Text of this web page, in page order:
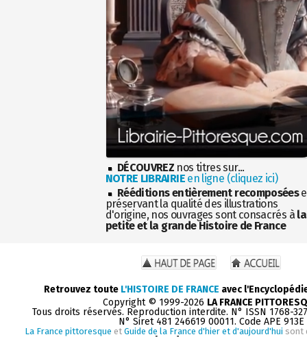
DÉCOUVREZ nos titres sur...
NOTRE LIBRAIRIEen ligne (cliquez ici)
Rééditions entièrement recomposées
préservant la qualité des illustrations
d'origine, nos ouvrages sont consacrés à la
petite et la grande Histoire de France
Retrouvez toute L'HISTOIRE DE FRANCE avec
Copyright © 1999-2026 LA FRANCE
Tous droits réservés. Reproduction interdite. N° ISSN 1768-
N° Siret 481 246619 00011. Code APE 913E
La France pittoresque et Guide de la France d'hier et d'aujourd'hui sont